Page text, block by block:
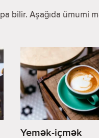
bilir. Aşağıda ümumi
Yemək-içmək